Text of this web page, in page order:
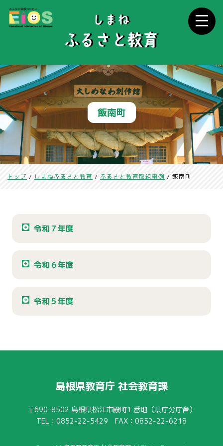
このページの本文へ
飯南町
現
トップ / しまねふるさと教育 / ふるさと教育取組事例 / 飯南町
令和７年度
令和６年度
令和５年度
島根県教育庁 社会教育課
〒690-8502 島根県松江市殿町1 番地（県庁分庁舎）
TEL：0852-22-5429 FAX：0852-22-6218